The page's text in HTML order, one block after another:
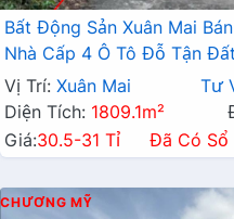
Bất Động Sản Xuân Mai
Nhà Cấp 4 Ô Tô Đỗ Tận
Vị Trí: Xuân Mai Tư
Diện Tích: 1809.1m²
Giá:30.5-31 Tỉ Đã Có Sổ
CHƯƠNG MỸ